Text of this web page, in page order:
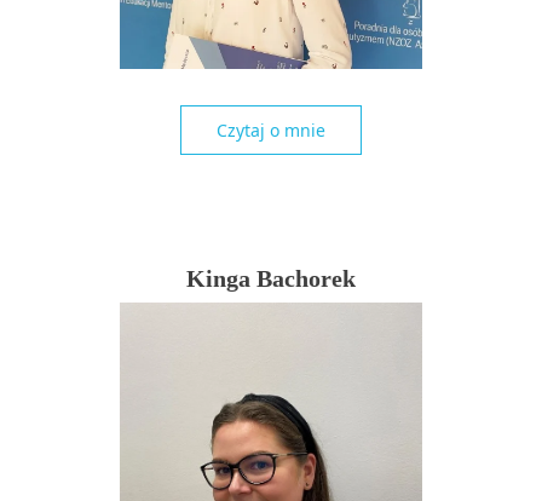
Czytaj o mnie
Kinga Bachorek